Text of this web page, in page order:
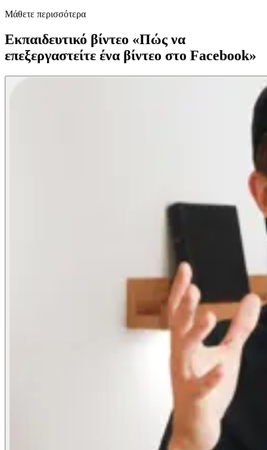
Μάθετε περισσότερα
Εκπαιδευτικό βίντεο «Πώς να
επεξεργαστείτε ένα βίντεο στο Facebook»